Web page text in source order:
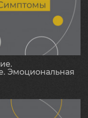
Эмоциональная